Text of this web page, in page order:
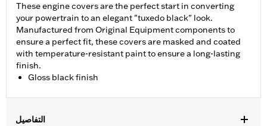
These engine covers are the perfect start in converting
your powertrain to an elegant "tuxedo black" look.
Manufactured from Original Equipment components to
ensure a perfect fit, these covers are masked and coated
with temperature-resistant paint to ensure a long-lasting
finish.
Gloss black finish
التفاصيل